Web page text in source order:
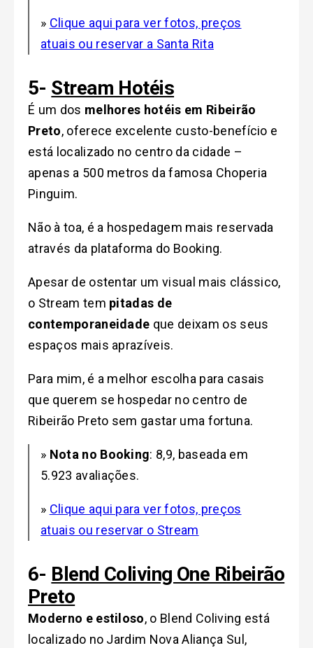
» Clique aqui para ver fotos, preços
atuais ou reservar a Santa Rita
5- Stream Hotéis
É um dos melhores hotéis em Ribeirão
Preto, oferece excelente custo-benefício e
está localizado no centro da cidade –
apenas a 500 metros da famosa Choperia
Pinguim.
Não à toa, é a hospedagem mais reservada
através da plataforma do Booking.
Apesar de ostentar um visual mais clássico,
o Stream tem pitadas de
contemporaneidade que deixam os seus
espaços mais aprazíveis.
Para mim, é a melhor escolha para casais
que querem se hospedar no centro de
Ribeirão Preto sem gastar uma fortuna.
» Nota no Booking: 8,9, baseada em
5.923 avaliações.
» Clique aqui para ver fotos, preços
atuais ou reservar o Stream
6- Blend Coliving One Ribeirão
Preto
Moderno e estiloso, o Blend Coliving está
localizado no Jardim Nova Aliança Sul,